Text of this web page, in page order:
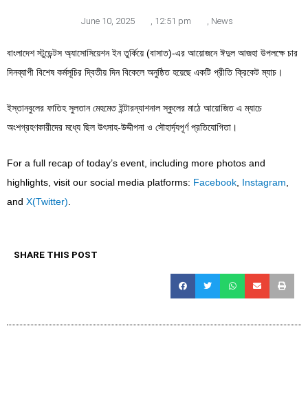
June 10, 2025 , 12:51 pm , News
বাংলাদেশ স্টুডেন্টস অ্যাসোসিয়েশন ইন তুর্কিয়ে (বাসাত)-এর আয়োজনে ঈদুল আজহা উপলক্ষে চার
দিনব্যাপী বিশেষ কর্মসূচির দ্বিতীয় দিন বিকেলে অনুষ্ঠিত হয়েছে একটি প্রীতি ক্রিকেট ম্যাচ।
ইস্তানবুলের ফাতিহ সুলতান মেহমেত ইন্টারন্যাশনাল স্কুলের মাঠে আয়োজিত এ ম্যাচে
অংশগ্রহণকারীদের মধ্যে ছিল উৎসাহ-উদ্দীপনা ও সৌহার্দ্যপূর্ণ প্রতিযোগিতা।
For a full recap of today’s event, including more photos and
highlights, visit our social media platforms: Facebook, Instagram,
and X(Twitter).
SHARE THIS POST